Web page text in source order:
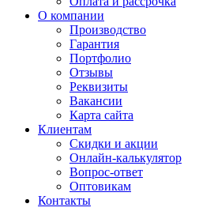
О компании
Производство
Гарантия
Портфолио
Отзывы
Реквизиты
Вакансии
Карта сайта
Клиентам
Скидки и акции
Онлайн-калькулятор
Вопрос-ответ
Оптовикам
Контакты